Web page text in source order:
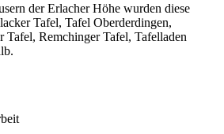
der Erlacher Höhe wurden diese
Tafel, Tafel Oberderdingen,
Tafel, Remchinger Tafel, Tafelladen